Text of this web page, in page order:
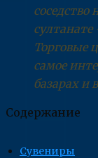
соседство
султанате
Торговые
самое
базарах и
Содержание
Сувениры